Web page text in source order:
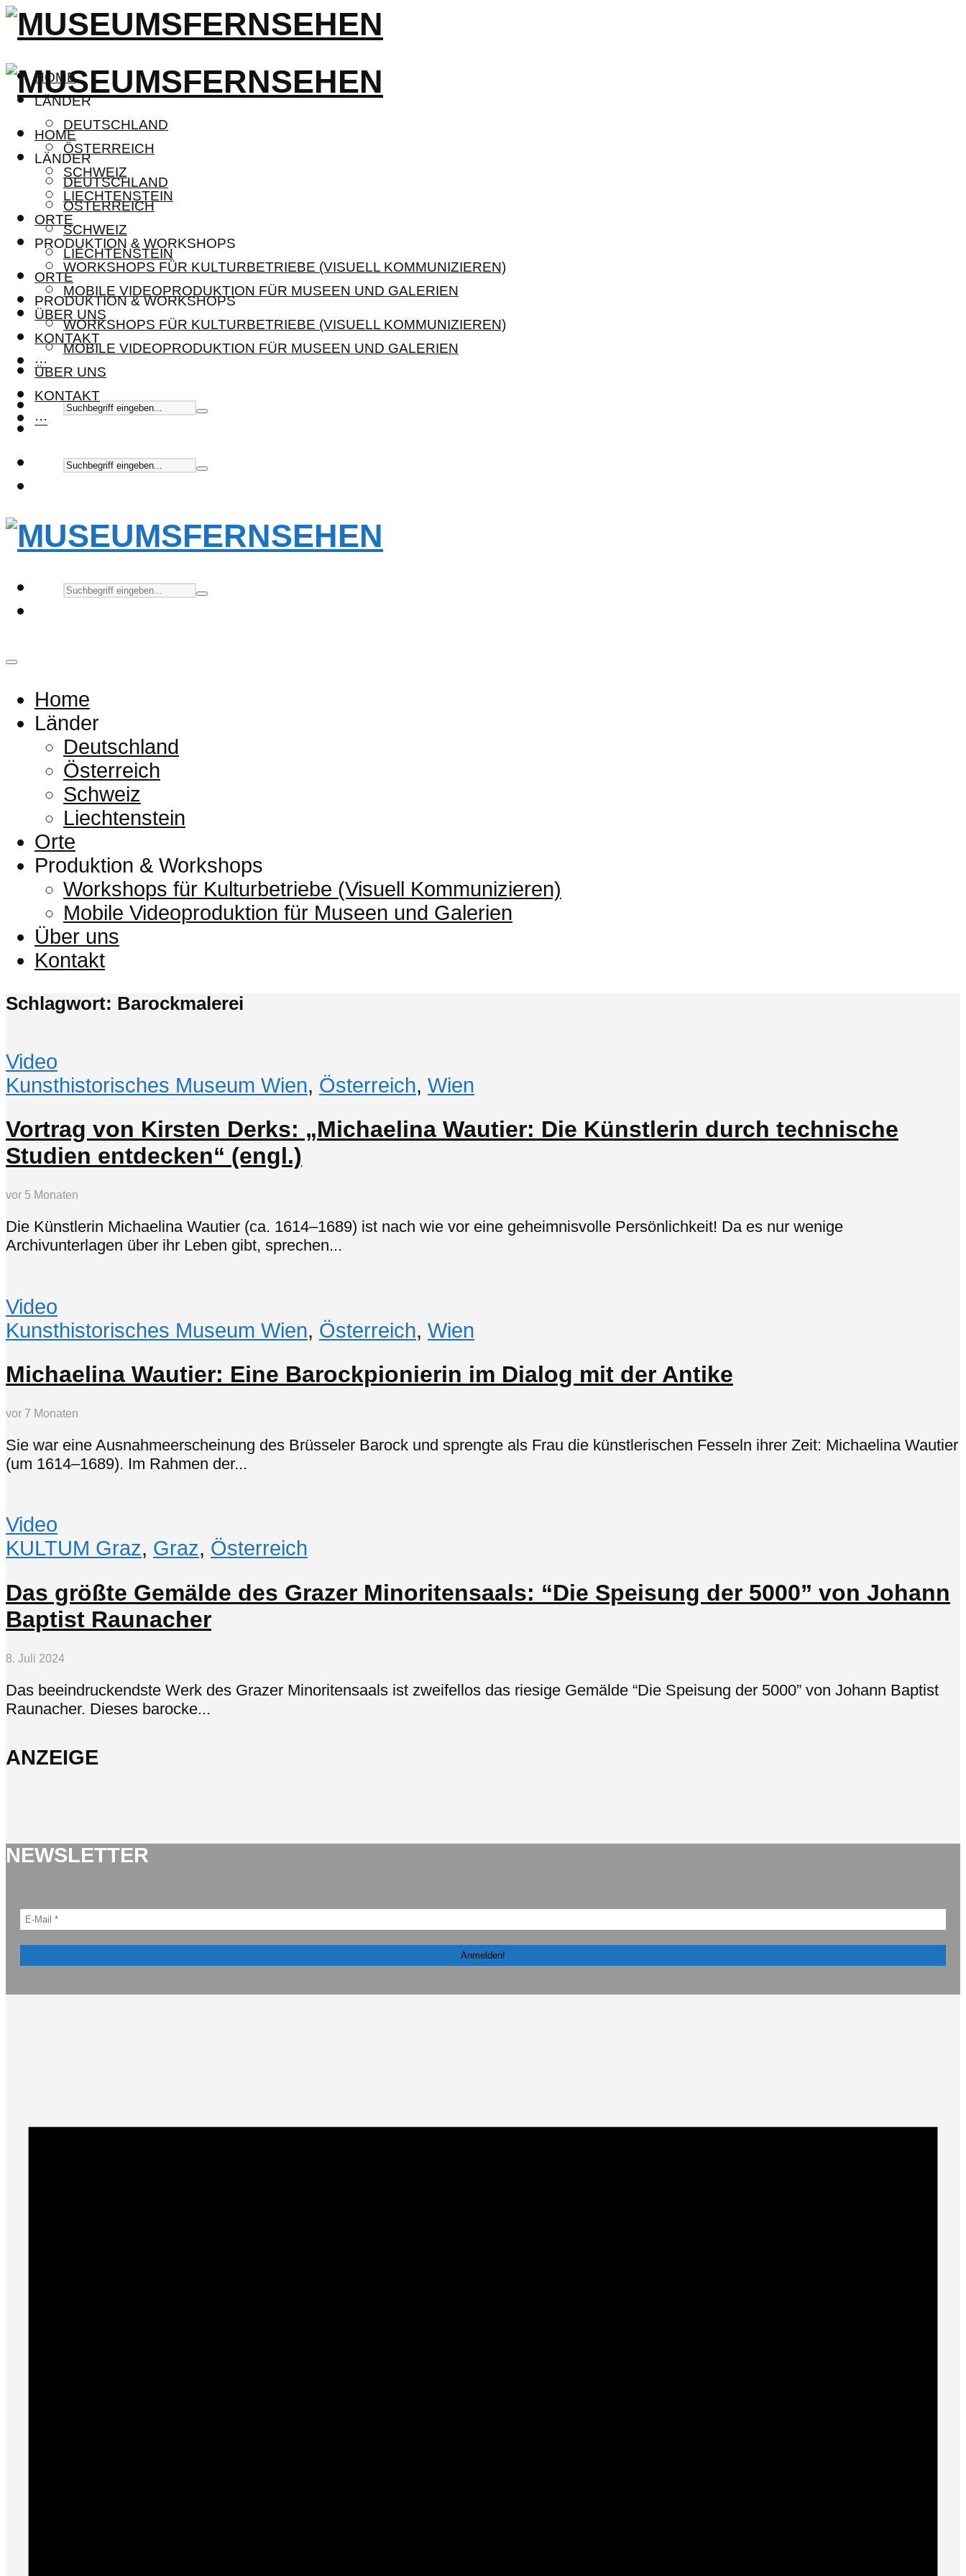
HOME
LÄNDER
DEUTSCHLAND
ÖSTERREICH
SCHWEIZ
LIECHTENSTEIN
ORTE
PRODUKTION & WORKSHOPS
WORKSHOPS FÜR KULTURBETRIEBE (VISUELL KOMMUNIZIEREN)
MOBILE VIDEOPRODUKTION FÜR MUSEEN UND GALERIEN
ÜBER UNS
KONTAKT
···
HOME
LÄNDER
DEUTSCHLAND
ÖSTERREICH
SCHWEIZ
LIECHTENSTEIN
ORTE
PRODUKTION & WORKSHOPS
WORKSHOPS FÜR KULTURBETRIEBE (VISUELL KOMMUNIZIEREN)
MOBILE VIDEOPRODUKTION FÜR MUSEEN UND GALERIEN
ÜBER UNS
KONTAKT
···
Home
Länder
Deutschland
Österreich
Schweiz
Liechtenstein
Orte
Produktion & Workshops
Workshops für Kulturbetriebe (Visuell Kommunizieren)
Mobile Videoproduktion für Museen und Galerien
Über uns
Kontakt
Schlagwort: Barockmalerei
Video
Kunsthistorisches Museum Wien, Österreich, Wien
Vortrag von Kirsten Derks: „Michaelina Wautier: Die Künstlerin durch technische
Studien entdecken“ (engl.)
vor 5 Monaten
Die Künstlerin Michaelina Wautier (ca. 1614–1689) ist nach wie vor eine geheimnisvolle Persönlichkeit! Da es nur wenige
Archivunterlagen über ihr Leben gibt, sprechen...
Video
Kunsthistorisches Museum Wien, Österreich, Wien
Michaelina Wautier: Eine Barockpionierin im Dialog mit der Antike
vor 7 Monaten
Sie war eine Ausnahmeerscheinung des Brüsseler Barock und sprengte als Frau die künstlerischen Fesseln ihrer Zeit: Michaelina Wautier
(um 1614–1689). Im Rahmen der...
Video
KULTUM Graz, Graz, Österreich
Das größte Gemälde des Grazer Minoritensaals: “Die Speisung der 5000” von Johann
Baptist Raunacher
8. Juli 2024
Das beeindruckendste Werk des Grazer Minoritensaals ist zweifellos das riesige Gemälde “Die Speisung der 5000” von Johann Baptist
Raunacher. Dieses barocke...
ANZEIGE
NEWSLETTER